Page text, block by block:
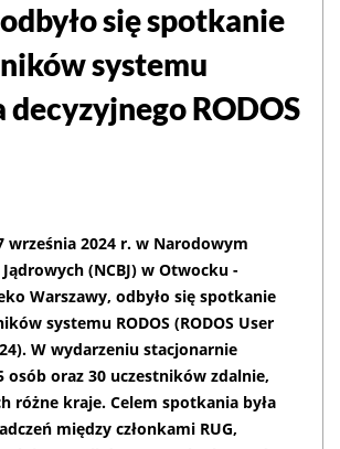
się spotkanie
systemu
RODOS
września 2024 r. w Narodowym
(NCBJ) w Otwocku -
Warszawy, odbyło się spotkanie
systemu RODOS (RODOS User
W wydarzeniu stacjonarnie
osób oraz 30 uczestników zdalnie,
różne kraje. Celem spotkania była
między członkami RUG,